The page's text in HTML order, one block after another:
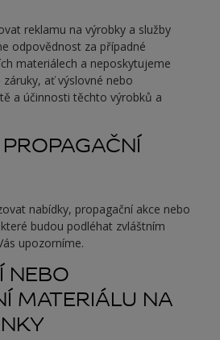
reklamu na výrobky a služby
odpovědnost za případné
materiálech a neposkytujeme
ať výslovné nebo
a účinnosti těchto výrobků a
nabídky, propagační akce nebo
budou podléhat zvláštním
upozorníme.
NEBO
MATERIÁLU NA